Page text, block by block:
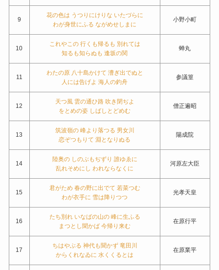
9
花の色は うつりにけりな いたづらに
わが身世にふる ながめせしまに
小野小町
10
これやこの 行くも帰るも 別れては
知るも知らぬも 逢坂の関
蝉丸
11
わたの原 八十島かけて 漕ぎ出でぬと
人には告げよ 海人の釣舟
参議篁
12
天つ風 雲の通ひ路 吹き閉ぢよ
をとめの姿 しばしとどめむ
僧正遍昭
13
筑波嶺の 峰より落つる 男女川
恋ぞつもりて 淵となりぬる
陽成院
14
陸奥の しのぶもぢずり 誰ゆゑに
乱れそめにし われならなくに
河原左大臣
15
君がため 春の野に出でて 若菜つむ
わが衣手に 雪は降りつつ
光孝天皇
16
たち別れ いなばの山の 峰に生ふる
まつとし聞かば 今帰り来む
在原行平
17
ちはやぶる 神代も聞かず 竜田川
からくれなゐに 水くくるとは
在原業平